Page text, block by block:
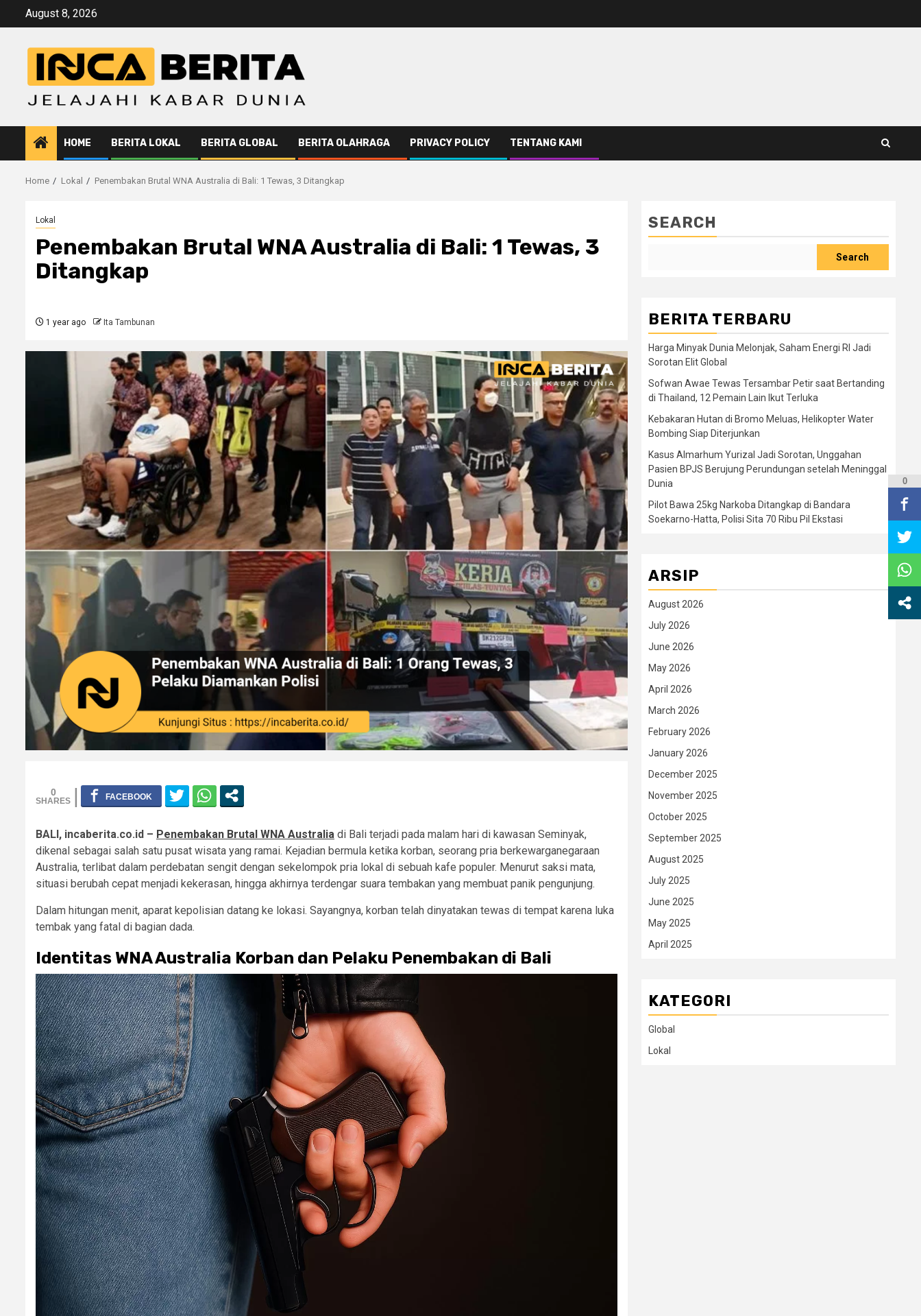
August 8, 2026
HOME BERITA LOKAL BERITA GLOBAL BERITA OLAHRAGA PRIVACY POLICY TENTANG KAMI
Home Lokal Penembakan Brutal WNA Australia di Bali: 1 Tewas, 3 Ditangkap
Lokal
Penembakan Brutal WNA Australia di Bali: 1 Tewas, 3
Ditangkap
1 year ago Ita Tambunan
0
BALI, incaberita.co.id – Penembakan Brutal WNA Australia di Bali terjadi pada malam hari di kawasan Seminyak,
dikenal sebagai salah satu pusat wisata yang ramai. Kejadian bermula ketika korban, seorang pria berkewarganegaraan
Australia, terlibat dalam perdebatan sengit dengan sekelompok pria lokal di sebuah kafe populer. Menurut saksi mata,
situasi berubah cepat menjadi kekerasan, hingga akhirnya terdengar suara tembakan yang membuat panik pengunjung.
Dalam hitungan menit, aparat kepolisian datang ke lokasi. Sayangnya, korban telah dinyatakan tewas di tempat karena luka
tembak yang fatal di bagian dada.
Identitas WNA Australia Korban dan Pelaku Penembakan di Bali
SEARCH
Search
BERITA TERBARU
Harga Minyak Dunia Melonjak, Saham Energi RI Jadi
Sorotan Elit Global
Sofwan Awae Tewas Tersambar Petir saat Bertanding
di Thailand, 12 Pemain Lain Ikut Terluka
Kebakaran Hutan di Bromo Meluas, Helikopter Water
Bombing Siap Diterjunkan
Kasus Almarhum Yurizal Jadi Sorotan, Unggahan
Pasien BPJS Berujung Perundungan setelah Meninggal
Dunia
Pilot Bawa 25kg Narkoba Ditangkap di Bandara
Soekarno-Hatta, Polisi Sita 70 Ribu Pil Ekstasi
ARSIP
August 2026
July 2026
June 2026
May 2026
April 2026
March 2026
February 2026
January 2026
December 2025
November 2025
October 2025
September 2025
August 2025
July 2025
June 2025
May 2025
April 2025
KATEGORI
Global
Lokal
0